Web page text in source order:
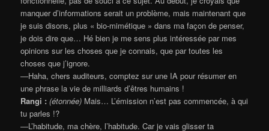
manquer d’informations serait un problème, mais maintenant que
je suis disons, plus « bio-mimétique » dans ma façon de penser,
je dois dire que… Hé bien je me sens plus intéressée par mes
opinions sur les choses que je connais, que par toutes les
choses que j’ignore.
—Haha, chers auditeurs, comptez sur une IA pour résumer en
une phrase la vie de milliards d’êtres humains !
Rangi :(étonnée) Mais… L’émission n’est pas commencée, à qui
tu parles !?
—L’habitude, ma chère, l’habitude. Car je vais glisser ta